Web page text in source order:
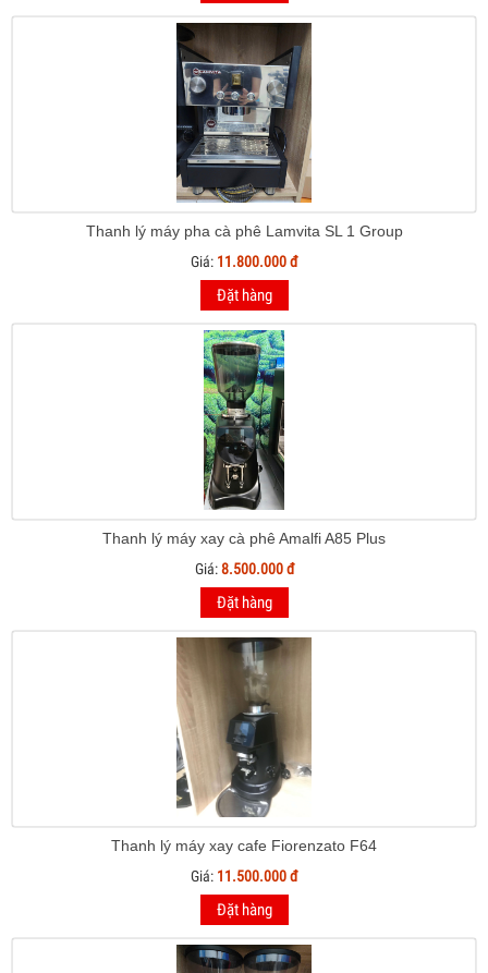
Thanh lý máy pha cà phê Lamvita SL 1 Group
Giá: 11.800.000 đ
Đặt hàng
Thanh lý máy xay cà phê Amalfi A85 Plus
Giá:8.500.000 đ
Đặt hàng
Thanh lý máy xay cafe Fiorenzato F64
Giá: 11.500.000 đ
Đặt hàng